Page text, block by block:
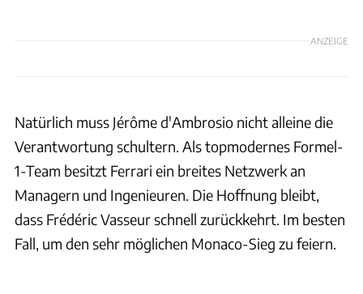
ANZEIGE
Natürlich muss Jérôme d'Ambrosio nicht alleine die
Verantwortung schultern. Als topmodernes Formel-
1-Team besitzt Ferrari ein breites Netzwerk an
Managern und Ingenieuren. Die Hoffnung bleibt,
dass Frédéric Vasseur schnell zurückkehrt. Im besten
Fall, um den sehr möglichen Monaco-Sieg zu feiern.